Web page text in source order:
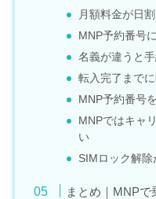
月額料金が日
MNP予約番号
名義が違うと
転入完了まで
MNP予約番号
MNPではキャ
い
SIMロック解除
まとめ｜MNP